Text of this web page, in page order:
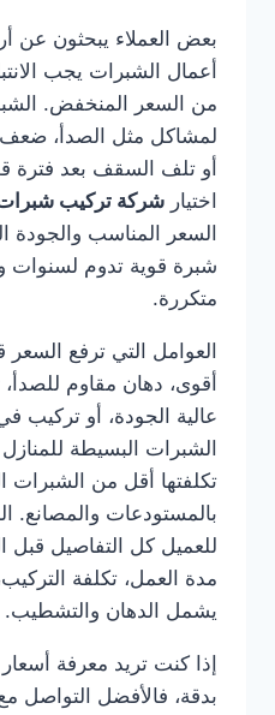
بعض العملاء يبحثون
أعمال الشبرات يجب
من السعر المنخفض.
لمشاكل مثل الصدأ، ضعف
أو تلف السقف بعد فترة
اختيار شركة تركيب
السعر المناسب والجودة
شبرة قوية تدوم لسنوات
متكررة.
العوامل التي ترفع
أقوى، دهان مقاوم
عالية الجودة، أو تركيب
الشبرات البسيطة
تكلفتها أقل من الشبرات
بالمستودعات والمصانع.
للعميل كل التفاصيل قبل
مدة العمل، تكلفة
يشمل الدهان والتشطيب.
إذا كنت تريد معرفة
بدقة، فالأفضل التواصل